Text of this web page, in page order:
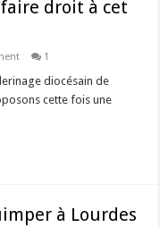
droit à cet
1
diocésain de
cette fois une
à Lourdes